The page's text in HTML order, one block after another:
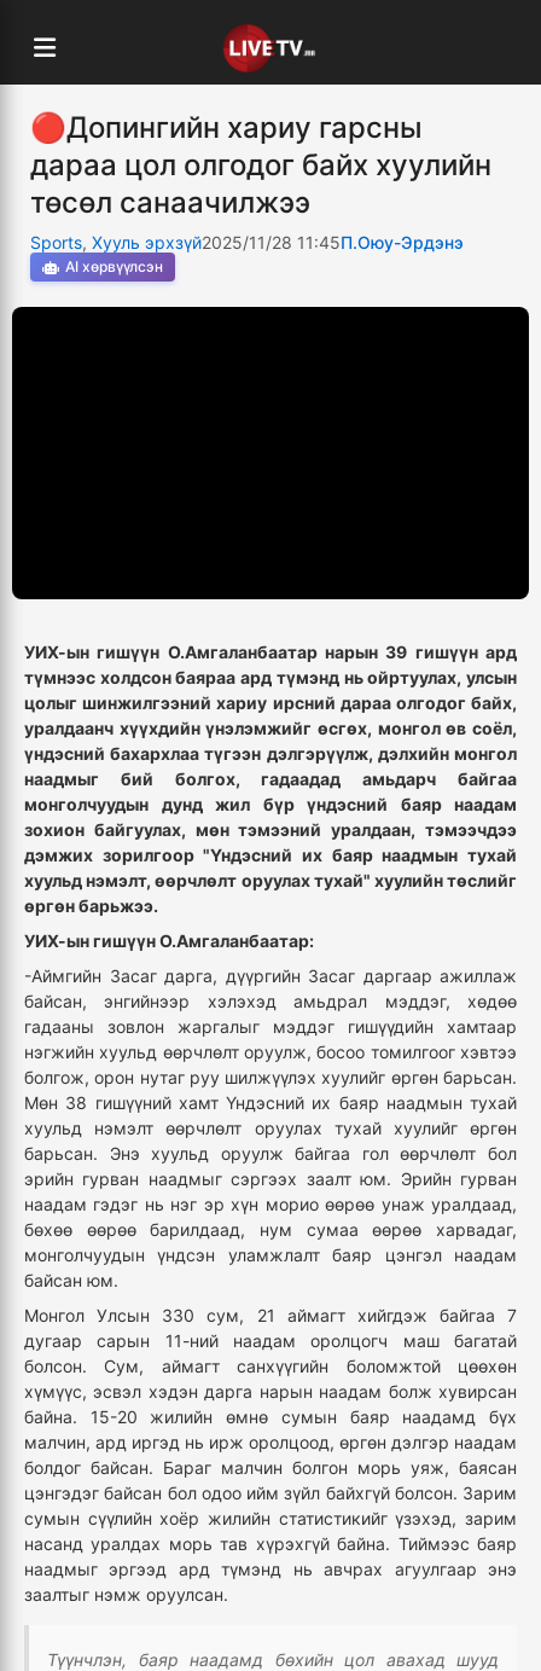
🔴Допингийн хариу гарсны
дараа цол олгодог байх хуулийн
төсөл санаачилжээ
Sports, Хууль эрхзүй2025/11/28 11:45П.Оюу-Эрдэнэ
AI хөрвүүлсэн
УИХ-ын гишүүн О.Амгаланбаатар нарын 39 гишүүн ард
түмнээс холдсон баяраа ард түмэнд нь ойртуулах, улсын
цолыг шинжилгээний хариу ирсний дараа олгодог байх,
уралдаанч хүүхдийн үнэлэмжийг өсгөх, монгол өв соёл,
үндэсний бахархлаа түгээн дэлгэрүүлж, дэлхийн монгол
наадмыг бий болгох, гадаадад амьдарч байгаа
монголчуудын дунд жил бүр үндэсний баяр наадам
зохион байгуулах, мөн тэмээний уралдаан, тэмээчдээ
дэмжих зорилгоор "Үндэсний их баяр наадмын тухай
хуульд нэмэлт, өөрчлөлт оруулах тухай" хуулийн төслийг
өргөн барьжээ.
УИХ-ын гишүүн О.Амгаланбаатар:
-Аймгийн Засаг дарга, дүүргийн Засаг даргаар ажиллаж
байсан, энгийнээр хэлэхэд амьдрал мэддэг, хөдөө
гадааны зовлон жаргалыг мэддэг гишүүдийн хамтаар
нэгжийн хуульд өөрчлөлт оруулж, босоо томилгоог хэвтээ
болгож, орон нутаг руу шилжүүлэх хуулийг өргөн барьсан.
Мөн 38 гишүүний хамт Үндэсний их баяр наадмын тухай
хуульд нэмэлт өөрчлөлт оруулах тухай хуулийг өргөн
барьсан. Энэ хуульд оруулж байгаа гол өөрчлөлт бол
эрийн гурван наадмыг сэргээх заалт юм. Эрийн гурван
наадам гэдэг нь нэг эр хүн морио өөрөө унаж уралдаад,
бөхөө өөрөө барилдаад, нум сумаа өөрөө харвадаг,
монголчуудын үндсэн уламжлалт баяр цэнгэл наадам
байсан юм.
Монгол Улсын 330 сум, 21 аймагт хийгдэж байгаа 7
дугаар сарын 11-ний наадам оролцогч маш багатай
болсон. Сум, аймагт санхүүгийн боломжтой цөөхөн
хүмүүс, эсвэл хэдэн дарга нарын наадам болж хувирсан
байна. 15-20 жилийн өмнө сумын баяр наадамд бүх
малчин, ард иргэд нь ирж оролцоод, өргөн дэлгэр наадам
болдог байсан. Бараг малчин болгон морь уяж, баясан
цэнгэдэг байсан бол одоо ийм зүйл байхгүй болсон. Зарим
сумын сүүлийн хоёр жилийн статистикийг үзэхэд, зарим
насанд уралдах морь тав хүрэхгүй байна. Тиймээс баяр
наадмыг эргээд ард түмэнд нь авчрах агуулгаар энэ
заалтыг нэмж оруулсан.
Түүнчлэн, баяр наадамд бөхийн цол авахад шууд